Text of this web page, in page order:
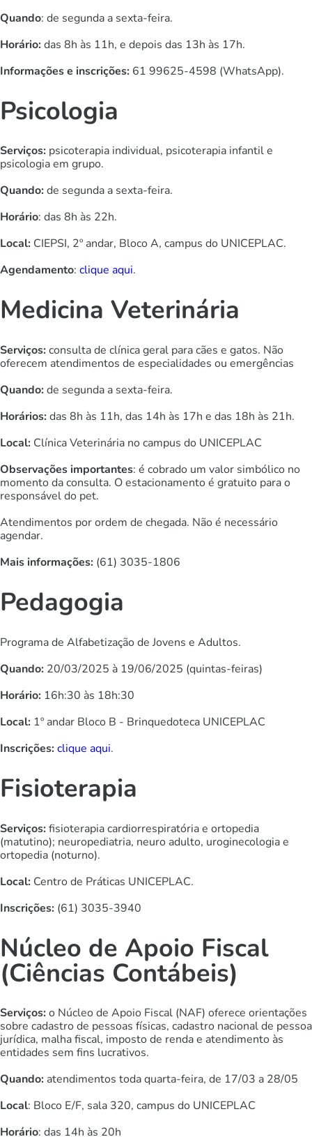
Quando: de segunda a sexta-feira.
Horário:das 8h às 11h, e depois das 13h às 17h.
Informações e inscrições: 61 99625-4598 (WhatsApp).
Psicologia
Serviços: psicoterapia individual, psicoterapia infantil e
psicologia em grupo.
Quando:de segunda a sexta-feira.
Horário: das 8h às 22h.
Local: CIEPSI, 2º andar, Bloco A, campus do UNICEPLAC.
Agendamento: clique aqui.
Medicina Veterinária
Serviços:consulta de clínica geral para cães e gatos. Não
oferecem atendimentos de especialidades ou emergências
Quando:de segunda a sexta-feira.
Horários:das 8h às 11h, das 14h às 17h e das 18h às 21h.
Local: Clínica Veterinária no campus do UNICEPLAC
Observações importantes: é cobrado um valor simbólico no
momento da consulta. O estacionamento é gratuito para o
responsável do pet.
Atendimentos por ordem de chegada. Não é necessário
agendar.
Mais informações: (61) 3035-1806
Pedagogia
Programa de Alfabetização de Jovens e Adultos.
Quando: 20/03/2025 à 19/06/2025 (quintas-feiras)
Horário: 16h:30 às 18h:30
Local: 1º andar Bloco B - Brinquedoteca UNICEPLAC
Inscrições:clique aqui.
Fisioterapia
Serviços:fisioterapia cardiorrespiratória e ortopedia
(matutino); neuropediatria, neuro adulto, uroginecologia e
ortopedia (noturno).
Local: Centro de Práticas UNICEPLAC.
Inscrições: (61) 3035-3940
Núcleo de Apoio Fiscal
(Ciências Contábeis)
Serviços:o Núcleo de Apoio Fiscal (NAF) oferece orientações
sobre cadastro de pessoas físicas, cadastro nacional de pessoa
jurídica, malha fiscal, imposto de renda e atendimento às
entidades sem fins lucrativos.
Quando: atendimentos toda quarta-feira, de 17/03 a 28/05
Local: Bloco E/F, sala 320, campus do UNICEPLAC
Horário: das 14h às 20h